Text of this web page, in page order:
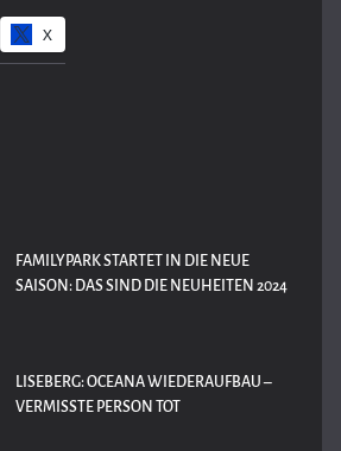
X
FAMILYPARK STARTET IN DIE NEUE
SAISON: DAS SIND DIE NEUHEITEN 2024
LISEBERG: OCEANA WIEDERAUFBAU –
VERMISSTE PERSON TOT